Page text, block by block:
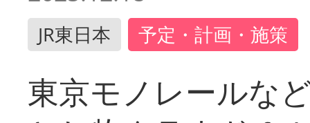
JR東日本 予定・計画・施策
東京モノレールな